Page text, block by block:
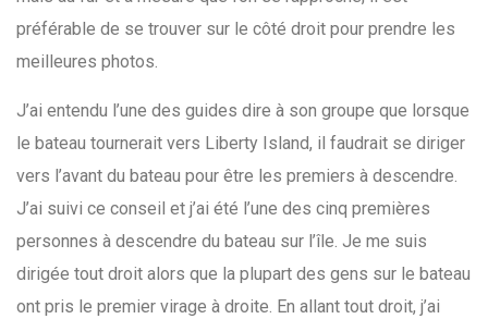
préférable de se trouver sur le côté droit pour prendre les
meilleures photos.
J’ai entendu l’une des guides dire à son groupe que lorsque
le bateau tournerait vers Liberty Island, il faudrait se diriger
vers l’avant du bateau pour être les premiers à descendre.
J’ai suivi ce conseil et j’ai été l’une des cinq premières
personnes à descendre du bateau sur l’île. Je me suis
dirigée tout droit alors que la plupart des gens sur le bateau
ont pris le premier virage à droite. En allant tout droit, j’ai